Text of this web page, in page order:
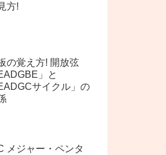
方!
の覚え方! 開放弦
」と
EADGCサイクル」の
メジャー・ペンタ